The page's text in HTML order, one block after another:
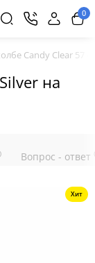
0
Candy Clear 57
на
Вопрос - ответ
Хит